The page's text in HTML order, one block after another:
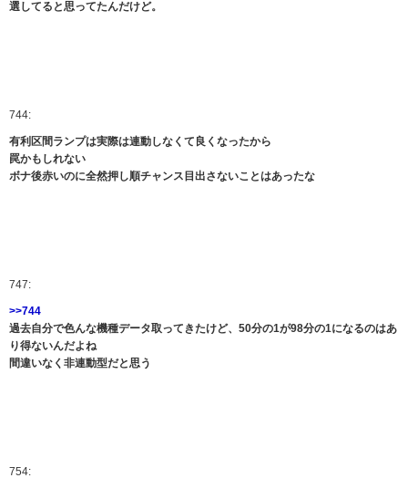
選してると思ってたんだけど。
744:
有利区間ランプは実際は連動しなくて良くなったから
罠かもしれない
ボナ後赤いのに全然押し順チャンス目出さないことはあったな
747:
>>744
過去自分で色んな機種データ取ってきたけど、50分の1が98分の1になるのはあ
り得ないんだよね
間違いなく非連動型だと思う
754: